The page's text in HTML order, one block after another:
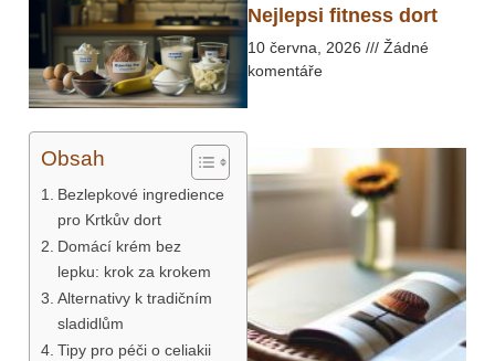
Obsah
Bezlepkové ingredience
pro Krtkův dort
Domácí krém bez
lepku: krok za krokem
Alternativy k tradičním
sladidlům
Tipy pro péči o celiakii
Nejlepsi fitness dort
10 června, 2026
Žádné
komentáře